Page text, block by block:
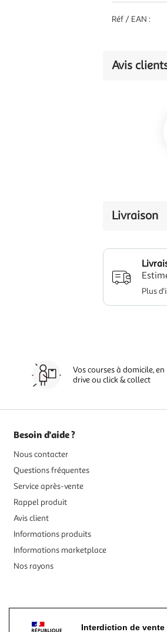
Réf / EAN :
Avis
Livraison
Plus
Vos courses à domicile, en
drive ou click & collect
Besoin d'aide ?
Nous contacter
Questions fréquentes
Service après-vente
Rappel produit
Avis client
Informations produits
Informations marketplace
Nos rayons
Interdiction de